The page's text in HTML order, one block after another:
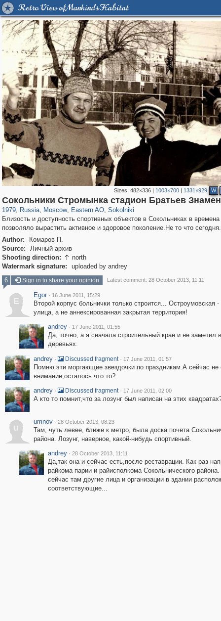
Retro View of Mankind's Habitat
Sizes:482×336 | 1003×700 | 1331×929 W
Сокольники Стромынка стадион Братьев
1979, Russia
1,407,281 29,248
, Moscow
319,878 8,286
, Eastern AO
20,939 306
, Sokolniki
5,623 49
Близость и доступность спортивных объектов в Сокольниках в
позволяло вырастить активное и здоровое поколение.Не то что
Author:
Комаров П.
Source:
Личный архив
Shooting direction:  north
Watermark signature:
uploaded by andrey
6
Sign in to share your opinion Latest comment: 28 October 2013, 11:11
E
Egor · 16 June 2011, 15:29
Второй корпус больнички только строится... Остроумовская
улица, а не аннексированная закрытая территория!
andrey · 17 June 2011, 01:55
Да, точно, а я сначала строительный кран и не заметил в
деревьях.
andrey · Discussed fragment · 17 June 2011, 01:57
Помню эти моргающие звездочки по праздникам.А сейчас не
внимание,осталось что то?
andrey · Discussed fragment · 17 June 2011, 02:00
А кто то помнит,что за лозунг был написан на этих
u
umnov · 28 October 2013, 08:23
Там, чуть левее, ближе к метро, была доска почета
района. Лозунг, наверное, какой-нибудь спортивный.
andrey · 28 October 2013, 11:11
Да,так она и сейчас есть,после реставрации. Как раз
райкома парии и райисполкома Сокольнического
сейчас там другие лица и организации в здании
соответствующие...